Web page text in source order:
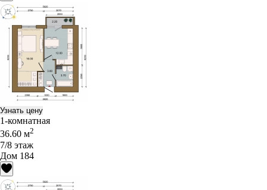
Узнать цену
1-комнатная
36.60 м2
7/8 этаж
Дом 184